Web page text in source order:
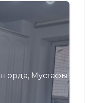
орда, Мустафы